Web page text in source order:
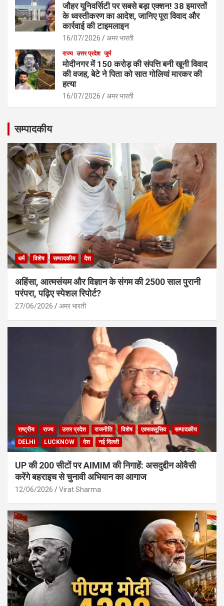
जौहर यूनिवर्सिटी पर सबसे बड़ा एक्शन! 38 इमारतों
के ध्वस्तीकरण का आदेश, जानिए पूरा विवाद और
कार्रवाई की टाइमलाइन
16/07/2026 अमर भारती
राज्य उत्तर प्रदेश जुर्म
मोदीनगर में 150 करोड़ की संपत्ति बनी खूनी विवाद
की वजह, बेटे ने पिता को सात गोलियां मारकर की
हत्या
16/07/2026 अमर भारती
सम्पादकीय
धर्म विशेष सम्पादकीय देश
अहिंसा, आत्मसंयम और विज्ञान के संगम की 2500 साल पुरानी
परंपरा, पढ़िए स्पेशल रिपोर्ट?
27/06/2026 अमर भारती
राष्ट्रीय राज्य उत्तर प्रदेश राजनीति विशेष एक्सक्लूसिव
सम्पादकीय
DELHI
LUCKNOW देश नई दिल्ली
UP की 200 सीटों पर AIMIM की निगाहें: असदुद्दीन ओवैसी
करेंगे बहराइच से चुनावी अभियान का आगाज
12/06/2026 Virat Sharma